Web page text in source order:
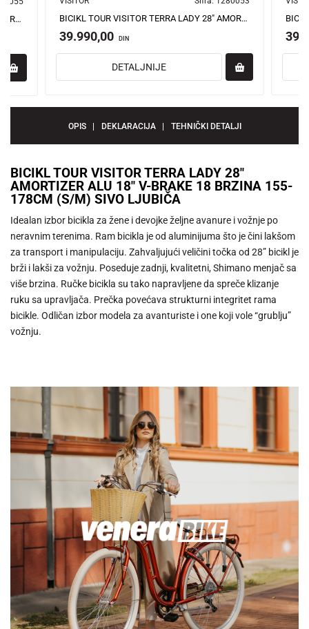
BICIKL TOUR VISITOR TERRA LADY 28" AMORTIZER ALU 18" V-BRAKE 18 BRZINA 155-178CM (S/M) BELO TIRKIZ BICIKL TOUR VISITOR TERRA LADY 28" AMORTIZER ALU 18" V-BRAKE 18 BRZINA 155-178CM (S/M) BELO TIRKIZ
39.990,00 DIN
DETALJNIJE
OPIS DEKLARACIJA TEHNIČKI DETALJI
BICIKL TOUR VISITOR TERRA LADY 28"
AMORTIZER ALU 18" V-BRAKE 18 BRZINA 155-
178CM (S/M) SIVO LJUBIČA
Idealan izbor bicikla za žene i devojke željne avanure i vožnje po
neravnim terenima. Ram bicikla je od aluminijuma što je čini lakšom
za transport i manipulaciju. Zahvaljujući veličini točka od 28” bicikl je
brži i lakši za vožnju. Poseduje zadnji, kvalitetni, Shimano menjač sa
više brzina. Ručke bicikla su tako napravljene da spreče klizanje
ruku sa upravljača. Prečka povećava strukturni integritet rama
bicikle. Odličan izbor modela za avanturiste i one koji vole “grublju”
vožnju.